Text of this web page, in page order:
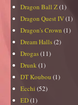
Dragon Ball Z(1)
Dragon Quest IV(1)
Dragon's Crown (1)
Dream Halls(2)
Drogas(11)
Drunk (1)
DT Koubou (1)
Ecchi (52)
ED(1)